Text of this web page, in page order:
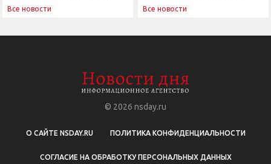
Все новости Все новости
© 2026 nsday.ru
О САЙТЕ NSDAY.RU ПОЛИТИКА КОНФИДЕНЦИАЛЬНОСТИ
СОГЛАСИЕ НА ОБРАБОТКУ ПЕРСОНАЛЬНЫХ ДАННЫХ